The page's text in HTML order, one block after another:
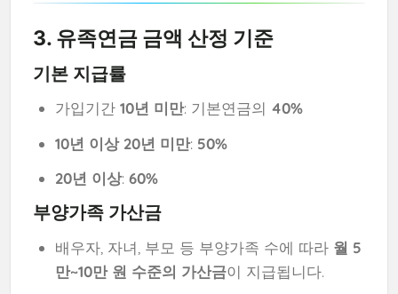
3. 유족연금 금액 산정 기준
기본 지급률
가입기간 10년 미만: 기본연금의 40%
10년 이상 20년 미만: 50%
20년 이상: 60%
부양가족 가산금
배우자, 자녀, 부모 등 부양가족 수에 따라 월 5
만~10만 원 수준의 가산금이 지급됩니다.